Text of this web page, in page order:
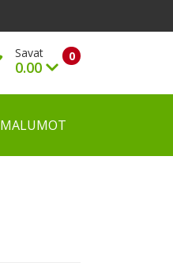
0
Savat
0.00
MALUMOT